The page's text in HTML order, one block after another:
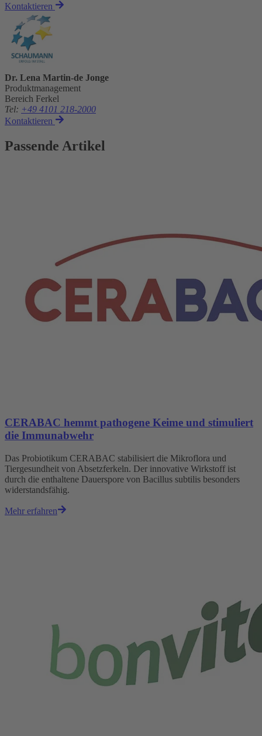
Kontaktieren
Dr. Lena Martin-de Jonge
Produktmanagement
Bereich Ferkel
Tel: +49 4101 218-2000
Kontaktieren
Passende Artikel
CERABAC hemmt pathogene Keime und stimuliert
die Immunabwehr
Das Probiotikum CERABAC stabilisiert die Mikroflora und
Tiergesundheit von Absetzferkeln. Der innovative Wirkstoff ist
durch die enthaltene Dauerspore von Bacillus subtilis besonders
widerstandsfähig.
Mehr erfahren